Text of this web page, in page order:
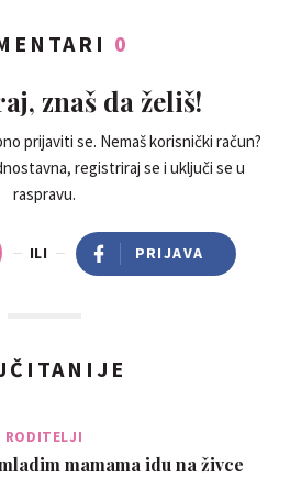
0
znaš da želiš!
prijaviti se. Nemaš korisnički račun?
registriraj se i uključi se u
raspravu.
ILI PRIJAVA
RODITELJI
mamama idu na živce